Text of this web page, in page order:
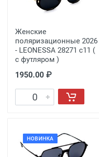
Женские
поляризационные 2026
- LEONESSA 28271 с11 (
с футляром )
1950.00 ₽
НОВИНКА